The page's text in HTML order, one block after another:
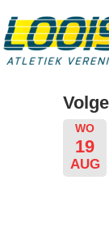
to
content
WO
19
AUG